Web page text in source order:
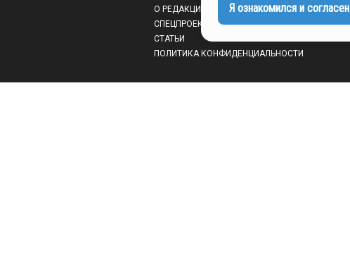
О РЕДАКЦИИ
СПЕЦПРОЕКТЫ
СТАТЬИ
ПОЛИТИКА КОНФИДЕНЦИАЛЬНОСТИ
Я ознакомился и согласен